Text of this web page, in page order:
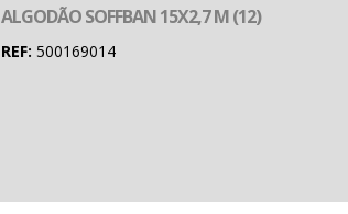
ALGODÃO SOFFBAN 15X2,7 M (12)
REF: 500169014